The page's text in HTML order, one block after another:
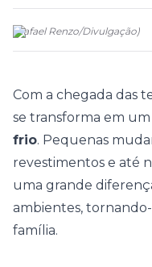
(Rafael Renzo/Divulgação)
Com a chegada das
se transforma em
frio. Pequenas
revestimentos e até
uma grande
ambientes, tornando-
família.